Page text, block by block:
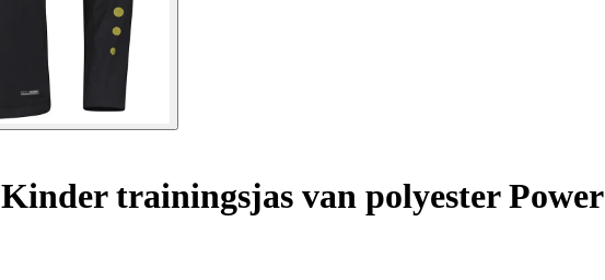
Kinder trainingsjas van polyester Power